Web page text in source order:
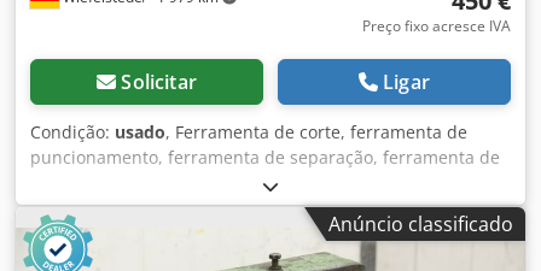
Preço fixo acresce IVA
Solicitar Ligar
Condição: usado, Ferramenta de corte, ferramenta de
puncionamento, ferramenta de separação, ferramenta de
puncionamento, punção, matriz de puncionamento,
punção -Ferramenta de perfuração com: função de flexão
Cedpfjd Sdmfjx Af Horf -Parafusos de missão: 50 mm -
Dimensões: 495/495/H430 mm -Peso: 282 kg
Anúncio classificado